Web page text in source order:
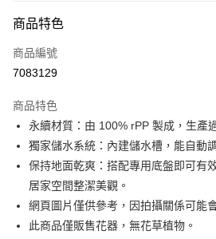
２．便利：只要手機號碼，簡訊認證，即可結
【「AFTEE先享後付」結帳流程】
２．訂單成立數日內，您將收到繳費通知簡訊。
３．收到繳費通知簡訊後14天內，點擊此簡訊
ATM／網路銀行／等多元方式進行付款，方視
※ 請注意：結帳手續完成當下不需立刻繳費，
購買商品的店家。未經商家同意取消之訂單仍
後付繳納相關費用。
※ 交易是否成功請以「AFTEE先享後付 」之
是否繳費成功／繳費後需取消欲退款等相關疑
客戶支援中心」https://
運送方式
單筆滿$1200免運
每筆NT$120，滿NT$1,200(含以上)免運費
每筆NT$250，滿NT$2,000(含以上)免運
商品特色
商品編號
7083129
商品特色
永續材質：由 100% rPP 製成，生產
獨家儲水系統：內建儲水槽，能自動
保持地面乾爽：搭配專用底盤即可有
居家空間整潔美觀。
網頁圖片僅供參考，因拍攝關係可能
此商品僅販售花器，無花草植物。